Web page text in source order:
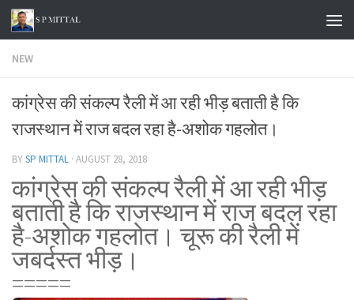
Skip to content
NEW
कांग्रेस की संकल्प रैली में आ रही भीड़ बताती है कि
राजस्थान में राज बदल रहा है-अशोक गहलोत।
BYSP MITTAL · AUGUST 28, 2018
कांग्रेस की संकल्प रैली में आ रही भीड़
बताती है कि राजस्थान में राज बदल रहा
है-अशोक गहलोत। चूरू की रैली में
जबर्दस्त भीड़।
=====